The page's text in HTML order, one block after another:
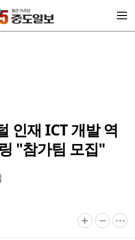
인재 ICT 개발 역
"참가팀 모집"